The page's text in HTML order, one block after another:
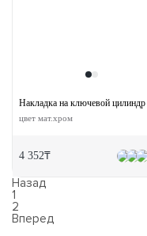
Накладка на ключевой
цвет мат.хром
4 352₸
Назад
1
2
Вперед